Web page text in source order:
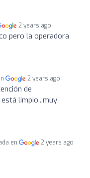
2 years ago
pero la operadora
2 years ago
de
limpio...muy
en 2 years ago